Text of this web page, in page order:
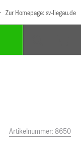
Zur Homepage: sv-liegau.de
Artikelnummer:8650